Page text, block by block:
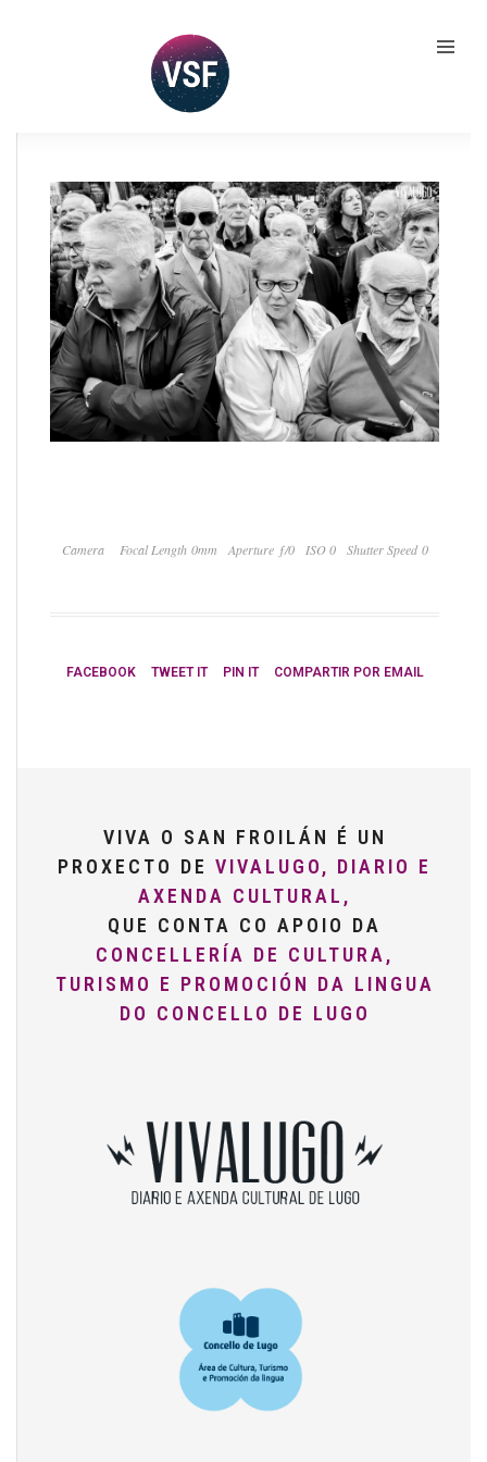
Camera Focal Length 0mm Aperture ƒ/0 ISO 0 Shutter Speed 0
FACEBOOK TWEET IT PIN IT COMPARTIR POR EMAIL
VIVA O SAN FROILÁN É UN
PROXECTO DE VIVALUGO, DIARIO E
AXENDA CULTURAL,
QUE CONTA CO APOIO DA
CONCELLERÍA DE CULTURA,
TURISMO E PROMOCIÓN DA LINGUA
DO CONCELLO DE LUGO